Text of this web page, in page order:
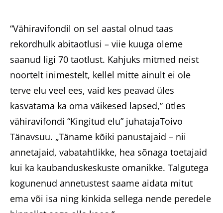
“Vähiravifondil on sel aastal olnud taas
rekordhulk abitaotlusi – viie kuuga oleme
saanud ligi 70 taotlust. Kahjuks mitmed neist
noortelt inimestelt, kellel mitte ainult ei ole
terve elu veel ees, vaid kes peavad üles
kasvatama ka oma väikesed lapsed,” ütles
vähiravifondi “Kingitud elu” juhatajaToivo
Tänavsuu. „Täname kõiki panustajaid – nii
annetajaid, vabatahtlikke, hea sõnaga toetajaid
kui ka kaubanduskeskuste omanikke. Talgutega
kogunenud annetustest saame aidata mitut
ema või isa ning kinkida sellega nende peredele